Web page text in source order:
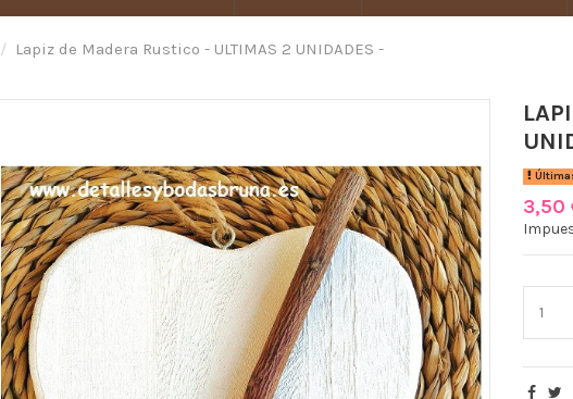
Lapiz de Madera Rustico - ULTIMAS 2 UNIDADES -
3,50